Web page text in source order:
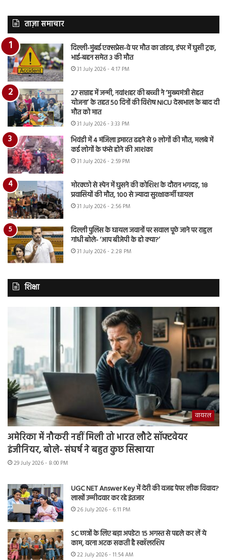
ताज़ा समाचार
दिल्ली-मुंबई एक्सप्रेस-वे पर मौत का तांडव, डंपर में घुसी ट्रक,
भाई-बहन समेत 3 की मौत
31 July 2026 - 4:17 PM
27 सप्ताह में जन्मी, नवांशहर की बच्ची ने ‘मुख्यमंत्री सेहत
योजना’ के तहत 50 दिनों की विशेष NICU देखभाल के बाद दी
मौत को मात
31 July 2026 - 3:33 PM
भिवंडी में 4 मंजिला इमारत ढहने से 9 लोगों की मौत, मलबे में
कई लोगों के फंसे होने की आशंका
31 July 2026 - 2:59 PM
मोरक्को से स्पेन में घुसने की कोशिश के दौरान भगदड़, 18
प्रवासियों की मौत, 100 से ज्यादा सुरक्षाकर्मी घायल
31 July 2026 - 2:56 PM
दिल्ली पुलिस के घायल जवानों पर सवाल पूछे जाने पर राहुल
गांधी बोले- ‘आप बीजेपी के हो क्या?’
31 July 2026 - 2:28 PM
शिक्षा
वायरल
अमेरिका में नौकरी नहीं मिली तो भारत लौटे सॉफ्टवेयर
इंजीनियर, बोले- संघर्ष ने बहुत कुछ सिखाया
29 July 2026 - 8:00 PM
UGC NET Answer Key में देरी की वजह पेपर लीक विवाद?
लाखों उम्मीदवार कर रहे इंतजार
26 July 2026 - 6:11 PM
SC छात्रों के लिए बड़ा अपडेट! 15 अगस्त से पहले कर लें ये
काम, वरना अटक सकती है स्कॉलरशिप
22 July 2026 - 11:54 AM